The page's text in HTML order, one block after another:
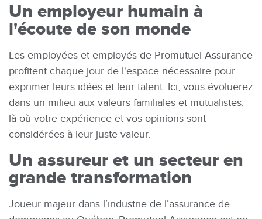
Un employeur humain à
l'écoute de son monde
Les employées et employés de Promutuel Assurance
profitent chaque jour de l'espace nécessaire pour
exprimer leurs idées et leur talent. Ici, vous évoluerez
dans un milieu aux valeurs familiales et mutualistes,
là où votre expérience et vos opinions sont
considérées à leur juste valeur.
Un assureur et un secteur en
grande transformation
Joueur majeur dans l’industrie de l’assurance de